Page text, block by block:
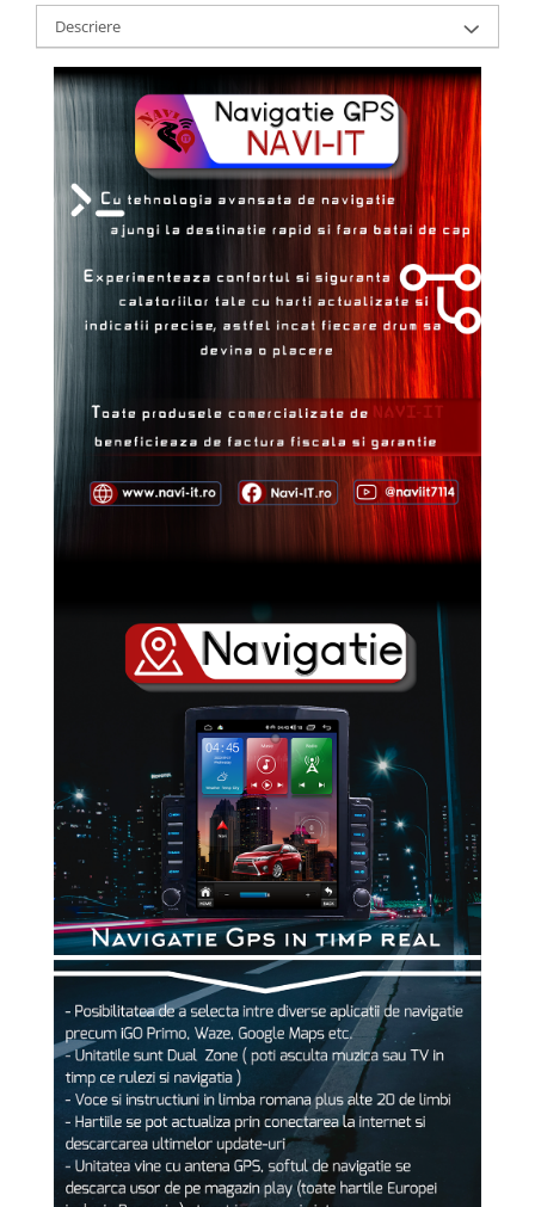
Descriere